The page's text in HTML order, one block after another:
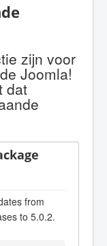
zijn voor
Joomla!
dat
from
to 5.0.2.